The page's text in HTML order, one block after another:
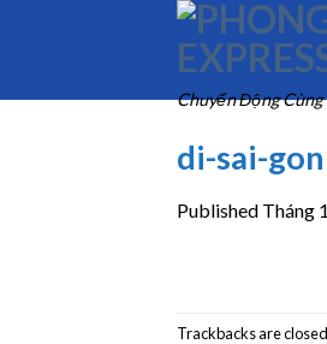
Chuyển Động Cùng
di-sai-gon
Published Tháng
Trackbacks are